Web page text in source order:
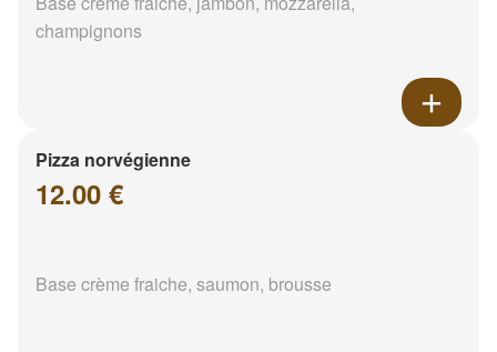
champignons
Pizza norvégienne
12.00 €
Base crème fraiche, saumon, brousse